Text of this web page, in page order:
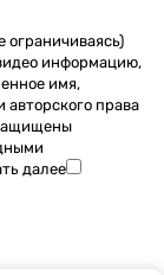
ограничиваясь)
информацию,
имя,
права
далее